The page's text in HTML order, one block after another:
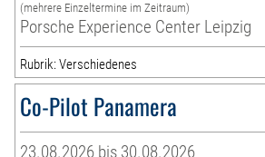
(mehrere Einzeltermine im Zeitraum)
Porsche Experience Center Leipzig
Rubrik: Verschiedenes
Co-Pilot Panamera
23.08.2026 bis 30.08.2026